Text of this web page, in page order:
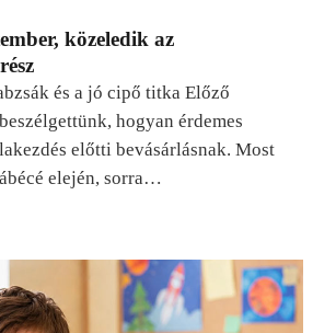
közeledik az
és a jó cipő titka Előző
hogyan érdemes
előtti bevásárlásnak. Most
elején, sorra…